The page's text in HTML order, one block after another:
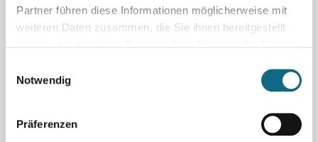
Partner führen diese Informationen möglicherweise mit
weiteren Daten zusammen, die Sie ihnen bereitgestellt
Notwendig
Präferenzen
Eine hervorragende Infrastruktur mit optimaler
Verkehrsanbindung und eine gute öffentliche und private
Die Große Kreisstadt Achern (27.700 Einwohner) stellt zum
nächstmöglichen Zeitpunkt eine/-n Architekt/-in oder